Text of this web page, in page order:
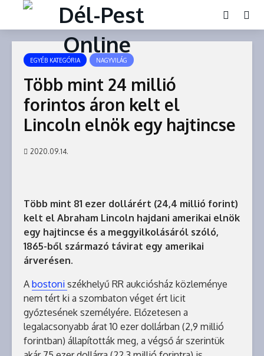
EGYÉB KATEGÓRIA NAGYVILÁG
Több mint 24 millió
forintos áron kelt el
Lincoln elnök egy hajtincse
2020.09.14.
Több mint 81 ezer dollárért (24,4 millió forint)
kelt el Abraham Lincoln hajdani amerikai elnök
egy hajtincse és a meggyilkolásáról szóló,
1865-ből származó távirat egy amerikai
árverésen.
A bostoni székhelyű RR aukciósház közleménye
nem tért ki a szombaton véget ért licit
győztesének személyére. Előzetesen a
legalacsonyabb árat 10 ezer dollárban (2,9 millió
forintban) állapították meg, a végső ár szerintük